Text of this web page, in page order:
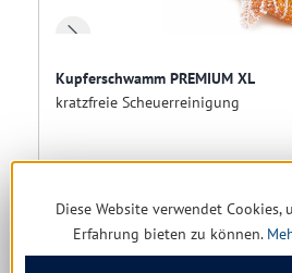
Kupferschwamm PREMIUM XL
kratzfreie Scheuerreinigung
Diese Website verwendet Cookies,
Erfahrung bieten zu können.